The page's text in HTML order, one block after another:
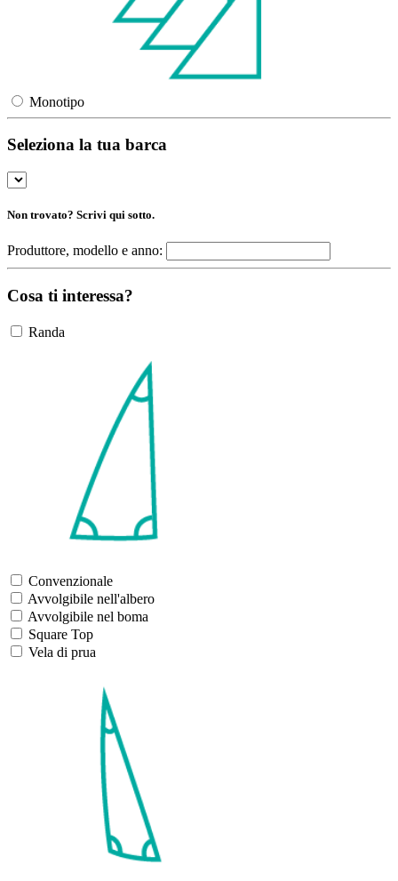
Monotipo
Seleziona la tua barca
Non trovato? Scrivi qui sotto.
Produttore, modello e anno:
Cosa ti interessa?
Randa
Convenzionale
Avvolgibile nell'albero
Avvolgibile nel boma
Square Top
Vela di prua